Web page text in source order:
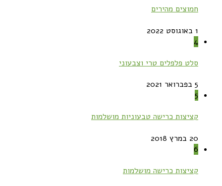
חמוצים מהירים
1 באוגוסט 2022
4
סלט פלפלים טרי וצבעוני
5 בפברואר 2021
5
קציצות כרישה טבעוניות מושלמות
20 במרץ 2018
6
קציצות כרישה מושלמות